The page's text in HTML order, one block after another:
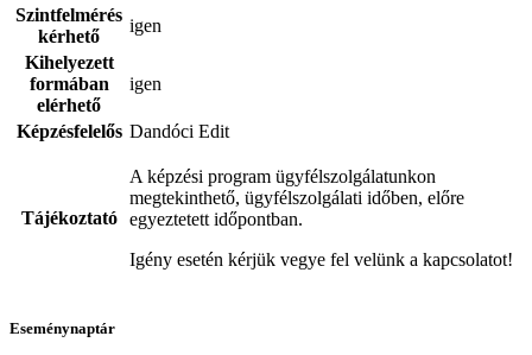
Szintfelmérés
kérhető
igen
Kihelyezett
formában
elérhető
igen
Képzésfelelős Dandóci Edit
Tájékoztató
A képzési program ügyfélszolgálatunkon
megtekinthető, ügyfélszolgálati időben, előre
egyeztetett időpontban.
Igény esetén kérjük vegye fel velünk a kapcsolatot!
Eseménynaptár